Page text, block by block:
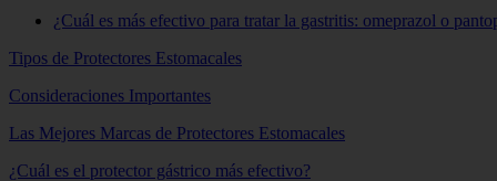
¿Cuál es más efectivo para tratar la gastritis: omeprazol o
Tipos de Protectores Estomacales
Consideraciones Importantes
Las Mejores Marcas de Protectores Estomacales
¿Cuál es el protector gástrico más efectivo?